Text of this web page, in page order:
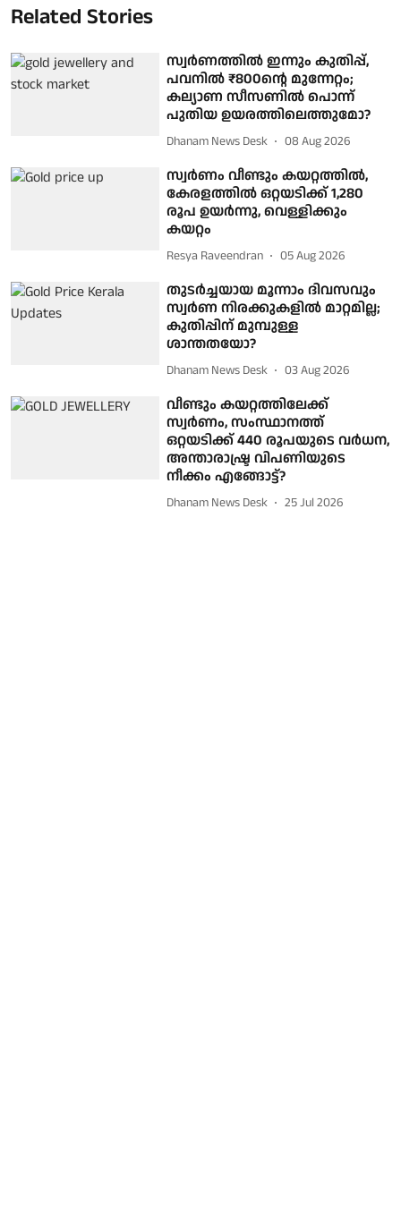
Related Stories
സ്വര്‍ണത്തില്‍ ഇന്നും കുതിപ്പ്,
പവനില്‍ ₹800ന്റെ മുന്നേറ്റം;
കല്യാണ സീസണില്‍ പൊന്ന്
പുതിയ ഉയരത്തിലെത്തുമോ?
Dhanam News Desk 08 Aug 2026
സ്വര്‍ണം വീണ്ടും കയറ്റത്തില്‍,
കേരളത്തില്‍ ഒറ്റയടിക്ക് 1,280
രൂപ ഉയര്‍ന്നു, വെള്ളിക്കും
കയറ്റം
Resya Raveendran 05 Aug 2026
തുടർച്ചയായ മൂന്നാം ദിവസവും
സ്വർണ നിരക്കുകളിൽ മാറ്റമില്ല;
കുതിപ്പിന് മുമ്പുള്ള
ശാന്തതയോ?
Dhanam News Desk 03 Aug 2026
വീണ്ടും കയറ്റത്തിലേക്ക്
സ്വര്‍ണം, സംസ്ഥാനത്ത്
ഒറ്റയടിക്ക് 440 രൂപയുടെ വര്‍ധന,
അന്താരാഷ്ട്ര വിപണിയുടെ
നീക്കം എങ്ങോട്ട്?
Dhanam News Desk 25 Jul 2026